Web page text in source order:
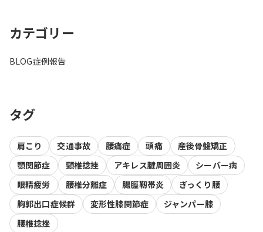
カテゴリー
BLOG症例報告
タグ
肩こり 交通事故 腰痛症 頭痛
産後骨盤矯正
顎関節症
頸椎捻挫 アキレス腱周囲炎
シーバー病
眼精疲労
腰椎分離症 腸脛靭帯炎
ぎっくり腰
胸郭出口症候群
変形性膝関節症
ジャンパー膝
腰椎捻挫